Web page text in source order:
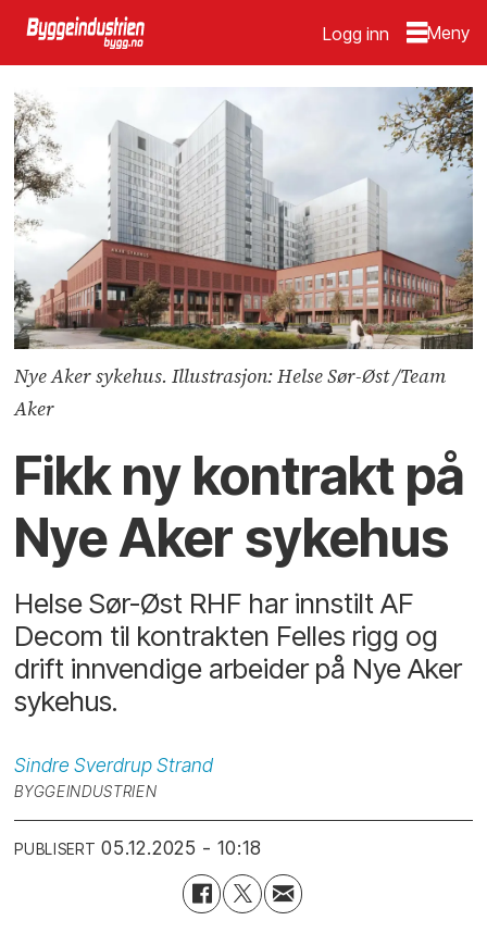
Logg inn
Nye Aker sykehus. Illustrasjon: Helse Sør-Øst /Team
Aker
Fikk ny kontrakt på
Nye Aker sykehus
Helse Sør-Øst RHF har innstilt AF
Decom til kontrakten Felles rigg og
drift innvendige arbeider på Nye Aker
sykehus.
Sindre Sverdrup Strand
BYGGEINDUSTRIEN
PUBLISERT 05.12.2025 - 10:18